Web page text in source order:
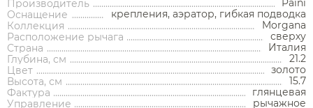
Аксессуары
Производитель
Оснащение
крепления, аэратор, гибкая подводка
Коллекция
Morgana
Расположение рычага
сверху
Страна
Италия
Глубина, см
21.2
Цвет
золото
Высота, см
15.7
Фактура
глянцевая
Управление
рычажное